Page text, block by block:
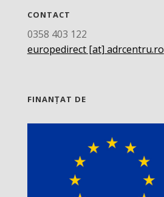
CONTACT
0358 403 122
europedirect [at] adrcentru.ro
FINANȚAT DE